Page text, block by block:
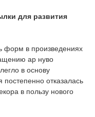
для развития
форм в произведениях
ар нуво
в основу
постепенно отказалась
в пользу нового